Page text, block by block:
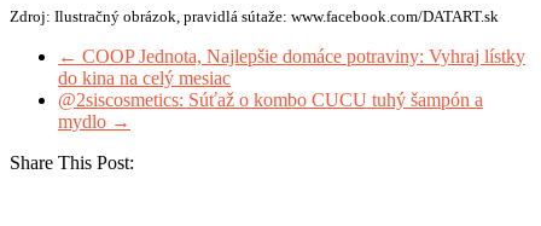
Zdroj: Ilustračný obrázok, pravidlá sútaže: www.facebook.com/DATART.sk
← COOP Jednota, Najlepšie domáce potraviny: Vyhraj lístky
do kina na celý mesiac
@2siscosmetics: Súťaž o kombo CUCU tuhý šampón a
mydlo →
Share This Post: